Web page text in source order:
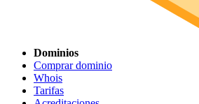
Dominios
Comprar dominio
Whois
Tarifas